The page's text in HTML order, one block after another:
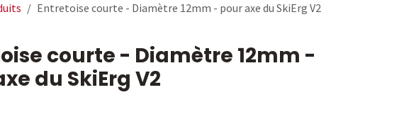
Entretoise courte - Diamètre 12mm - pour axe du SkiErg V2
courte - Diamètre 12mm -
du SkiErg V2